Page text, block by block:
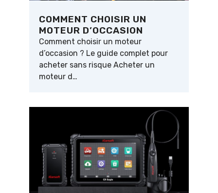
COMMENT CHOISIR UN
MOTEUR D’OCCASION
Comment choisir un moteur
d’occasion ? Le guide complet pour
acheter sans risque Acheter un
moteur d…